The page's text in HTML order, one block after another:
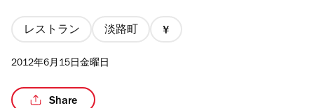
レストラン 淡路町
価
2012年6月15日金曜日
Share